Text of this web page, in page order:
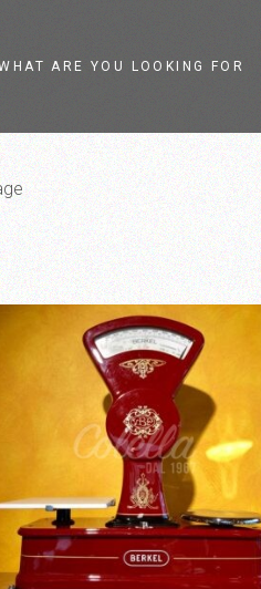
ARE YOU LOOKING FOR
slicers
Vintage slicers
Electric food slicers
Kitchenware and